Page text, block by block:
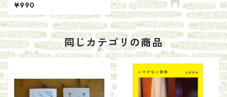
¥990
同じカテゴリの商品